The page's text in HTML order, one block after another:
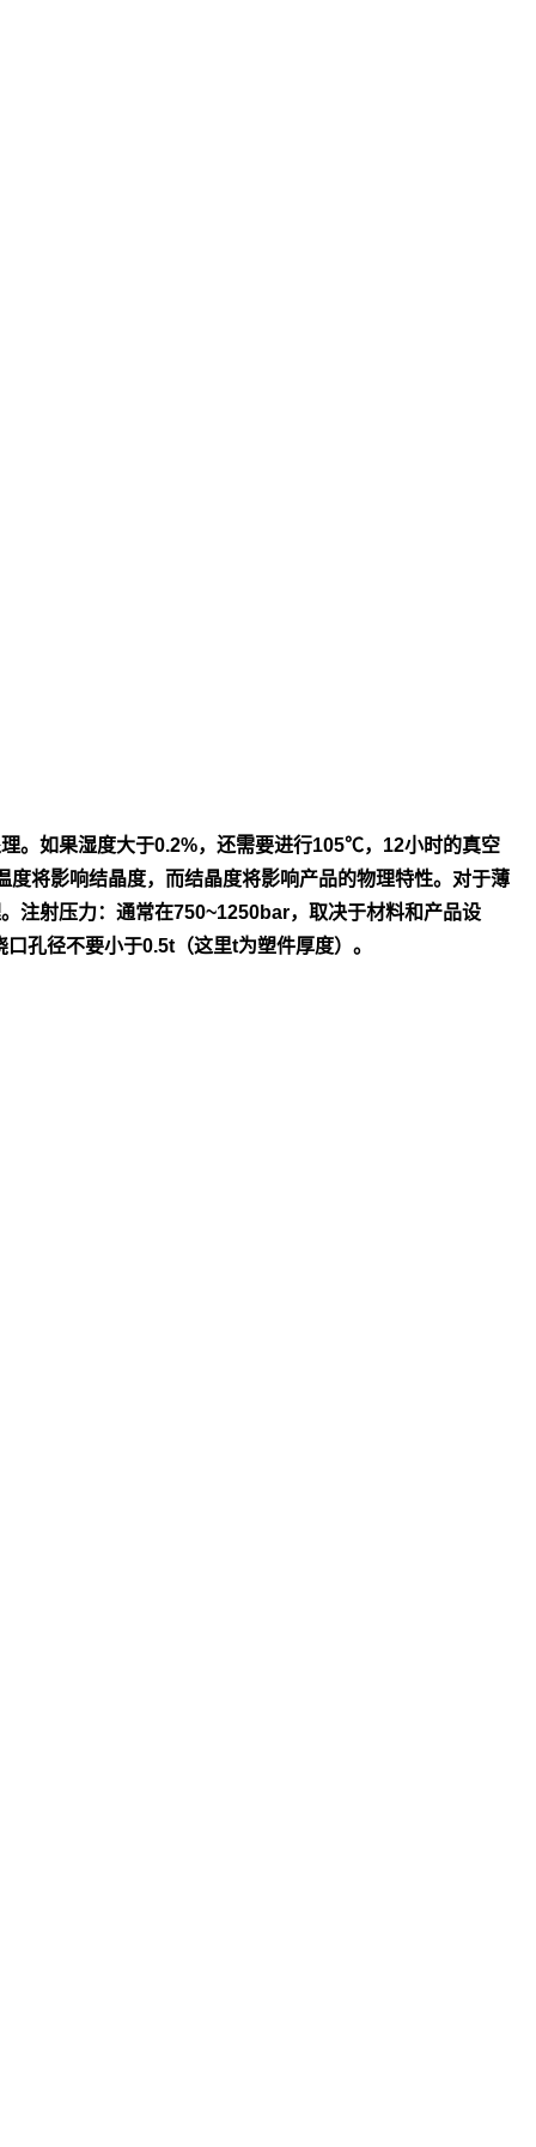
理。如果湿度大于0.2%，还需要进行105℃，12小时的真空
度将影响结晶度，而结晶度将影响产品的物理特性。对于薄
注射压力：通常在750~1250bar，取决于材料和产品设
口孔径不要小于0.5t（这里t为塑件厚度）。